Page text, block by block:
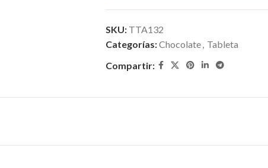
SKU: TTA132
Categorías:Chocolate Tableta
Compartir: